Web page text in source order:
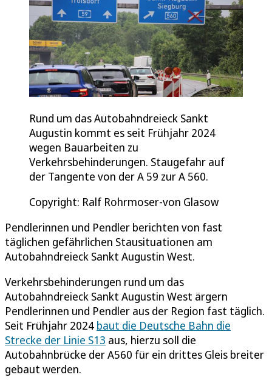
Rund um das Autobahndreieck Sankt
Augustin kommt es seit Frühjahr 2024
wegen Bauarbeiten zu
Verkehrsbehinderungen. Staugefahr auf
der Tangente von der A 59 zur A 560.
Copyright: Ralf Rohrmoser-von Glasow
Pendlerinnen und Pendler berichten von fast
täglichen gefährlichen Stausituationen am
Autobahndreieck Sankt Augustin West.
Verkehrsbehinderungen rund um das
Autobahndreieck Sankt Augustin West ärgern
Pendlerinnen und Pendler aus der Region fast täglich.
Seit Frühjahr 2024 baut die Deutsche Bahn die
Strecke der Linie S13 aus, hierzu soll die
Autobahnbrücke der A560 für ein drittes Gleis breiter
gebaut werden.